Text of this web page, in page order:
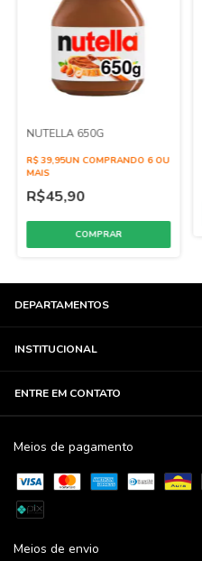
NUTELLA 650G
R$ 39,95UN COMPRANDO 6 OU
MAIS
R$45,90
DEPARTAMENTOS
INSTITUCIONAL
ENTRE EM CONTATO
Meios de pagamento
Meios de envio